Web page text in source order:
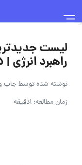
لیست
راهبرد انرژی | ۲۵ خرداد ۱۴۰۵
نوشته شده توسطجاب
زمان مطالعه: 1دقیقه